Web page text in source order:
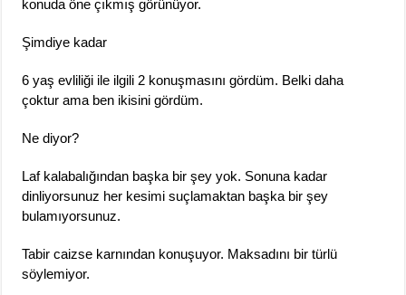
konuda öne çıkmış görünüyor.
Şimdiye kadar
6 yaş evliliği ile ilgili 2 konuşmasını gördüm. Belki daha
çoktur ama ben ikisini gördüm.
Ne diyor?
Laf kalabalığından başka bir şey yok. Sonuna kadar
dinliyorsunuz her kesimi suçlamaktan başka bir şey
bulamıyorsunuz.
Tabir caizse karnından konuşuyor. Maksadını bir türlü
söylemiyor.